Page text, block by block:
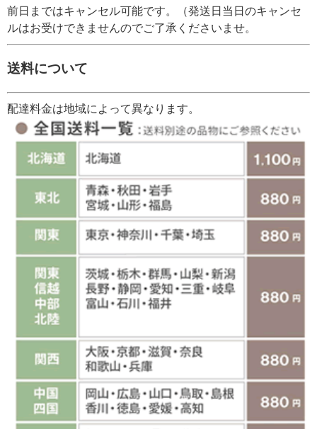
前日まではキャンセル可能です。（発送日当日のキャンセ
ルはお受けできませんのでご了承くださいませ。
送料について
配達料金は地域によって異なります。